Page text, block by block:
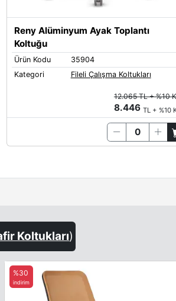
Reny Alüminyum Ayak Toplantı
Koltuğu
Ürün Kodu
35904
Kategori
Fileli Çalışma Koltukları
12.065 TL + %10
8.446 TL + %10
Koltukları)
%30
indirim